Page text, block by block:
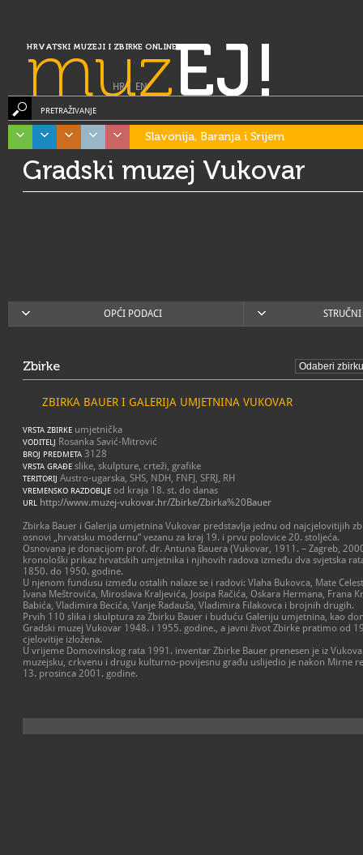
HRVATSKI MUZEJI I ZBIRKE ONLINE
muzEJ!
HR| EN
PRETRAŽIVANJE
Slavonija, Baranja i Srijem
Gradski muzej Vukovar
OPĆI PODACI
Zbirke
ZBIRKA BAUER I GALERIJA UMJETNINA VUKOVAR
VRSTA ZBIRKE umjetnička
VODITELJ Rosanka Savić-Mitrović
BROJ PREDMETA 3128
VRSTA GRAĐE slike, skulpture, crteži, grafike
TERITORIJ Austro-ugarska, SHS, NDH, FNFJ, SFRJ, RH
VREMENSKO RAZDOBLJE od kraja 18. st. do danas
URL http://www.muzej-vukovar.hr/Zbirke/Zbirka%20Bauer
Zbirka Bauer i Galerija umjetnina Vukovar predstavlja jednu od najcjelovitijih
osnovi „hrvatsku modernu“ vezanu za kraj 19. i prvu polovice 20. stoljeća.
Osnovana je donacijom prof. dr. Antuna Bauera (Vukovar, 1911. – Zagreb,
kronološki prikaz hrvatskih umjetnika i njihovih radova između dva svjetska
1850. do 1950. godine.
U njenom fundusu između ostalih nalaze se i radovi: Vlaha Bukovca, Mate
Ivana Meštrovića, Miroslava Kraljevića, Josipa Račića, Oskara Hermana, Frana
Babića, Vladimira Becića, Vanje Radauša, Vladimira Filakovca i brojnih drugih.
Prvih 110 slika i skulptura za Zbirku Bauer i buduću Galeriju umjetnina, kao
Gradski muzej Vukovar 1948. i 1955. godine., a javni život Zbirke pratimo od
cjelovitije izložena.
U vrijeme Domovinskog rata 1991. inventar Zbirke Bauer prenesen je iz
muzejsku, crkvenu i drugu kulturno-povijesnu građu uslijedio je nakon Mirne
13. prosinca 2001. godine.